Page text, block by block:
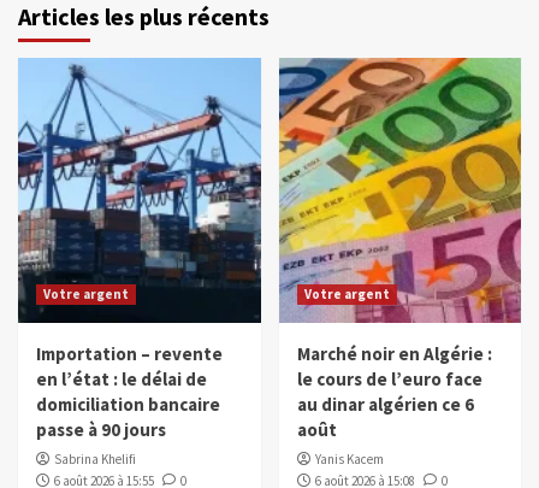
Articles les plus récents
Votre argent
Importation – revente
en l’état : le délai de
domiciliation bancaire
passe à 90 jours
Sabrina Khelifi
6 août 2026 à 15:55
0
Votre argent
Marché noir en Algérie :
le cours de l’euro face
au dinar algérien ce 6
août
Yanis Kacem
6 août 2026 à 15:08
0